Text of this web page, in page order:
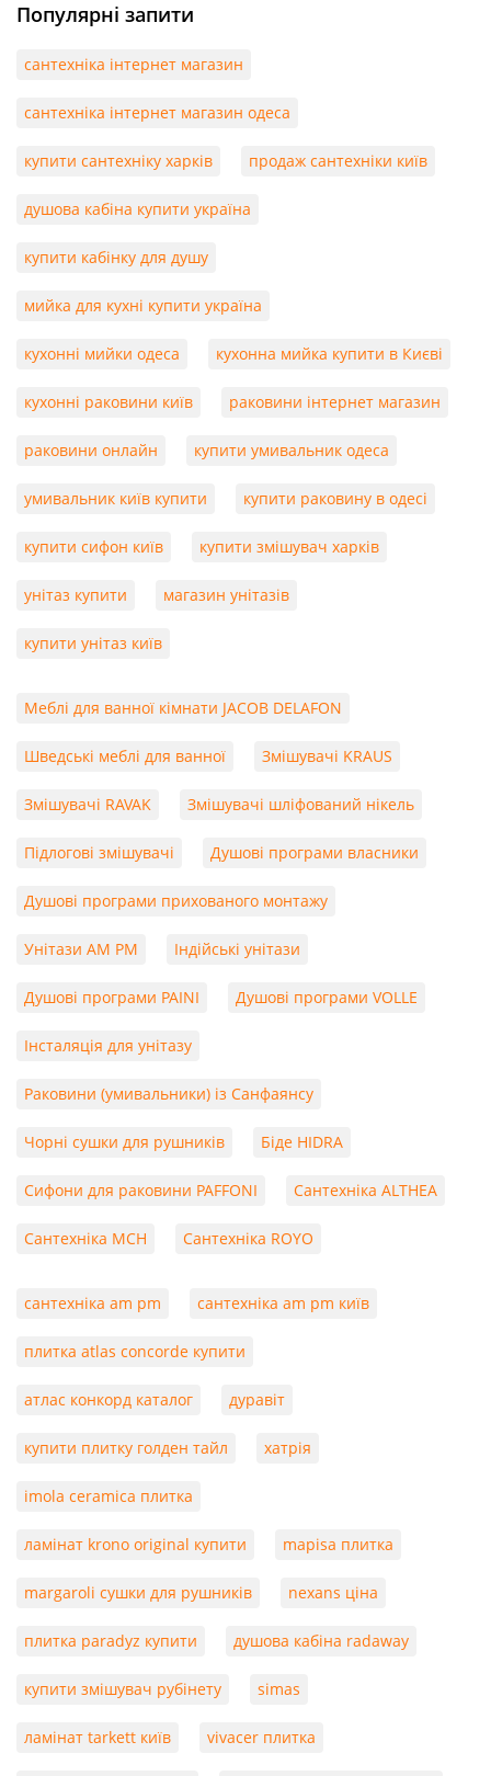
Популярні запити
сантехніка інтернет магазин
сантехніка інтернет магазин одеса
купити сантехніку харків продаж сантехніки київ
душова кабіна купити україна
купити кабінку для душу
мийка для кухні купити україна
кухонні мийки одеса кухонна мийка купити в Києві
кухонні раковини київ раковини інтернет магазин
раковини онлайн купити умивальник одеса
умивальник київ купити купити раковину в одесі
купити сифон київ купити змішувач харків
унітаз купити магазин унітазів
купити унітаз київ
Меблі для ванної кімнати JACOB DELAFON
Шведські меблі для ванної Змішувачі KRAUS
Змішувачі RAVAK Змішувачі шліфований нікель
Підлогові змішувачі Душові програми власники
Душові програми прихованого монтажу
Унітази AM PM Індійські унітази
Душові програми PAINI Душові програми VOLLE
Інсталяція для унітазу
Раковини (умивальники) із Санфаянсу
Чорні сушки для рушників Біде HIDRA
Сифони для раковини PAFFONI Сантехніка ALTHEA
Сантехніка MCH Сантехніка ROYO
сантехніка am pm сантехніка am pm київ
плитка atlas concorde купити
атлас конкорд каталог дуравіт
купити плитку голден тайл хатрія
imola ceramica плитка
ламінат krono original купити mapisa плитка
margaroli сушки для рушників nexans ціна
плитка paradyz купити душова кабіна radaway
купити змішувач рубінету simas
ламінат tarkett київ vivacer плитка